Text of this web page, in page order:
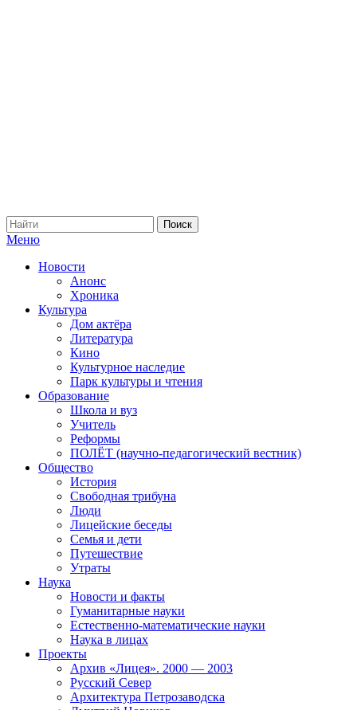
Меню
Новости
Анонс
Хроника
Культура
Дом актёра
Литература
Кино
Культурное наследие
Парк культуры и чтения
Образование
Школа и вуз
Учитель
Реформы
ПОЛЁТ (научно-педагогический вестник)
Общество
История
Свободная трибуна
Люди
Лицейские беседы
Семья и дети
Путешествие
Утраты
Наука
Новости и факты
Гуманитарные науки
Естественно-математические науки
Наука в лицах
Проекты
Архив «Лицея». 2000 — 2003
Русский Север
Архитектура Петрозаводска